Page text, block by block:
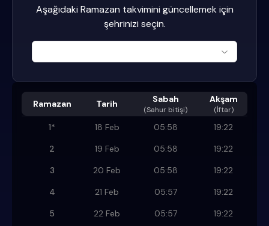
Aşağıdaki Ramazan takvimini güncellemek için
şehrinizi seçin.
Ramazan Tarih Sabah
(Sahur bitişi)
Akşam
(İftar)
1* 18 Feb 05:58
19:22
2
19 Feb 05:58
19:22
3
20 Feb 05:58
19:22
4
21 Feb 05:57
19:22
5
22 Feb 05:57
19:22